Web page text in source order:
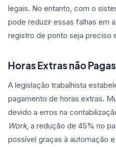
legais. No entanto, com o
pode reduzir essas falhas em
registro de ponto seja preciso
Horas Extras não
A legislação trabalhista
pagamento de horas extras.
devido a erros na
Work, a redução de 45% no
possível graças à automação